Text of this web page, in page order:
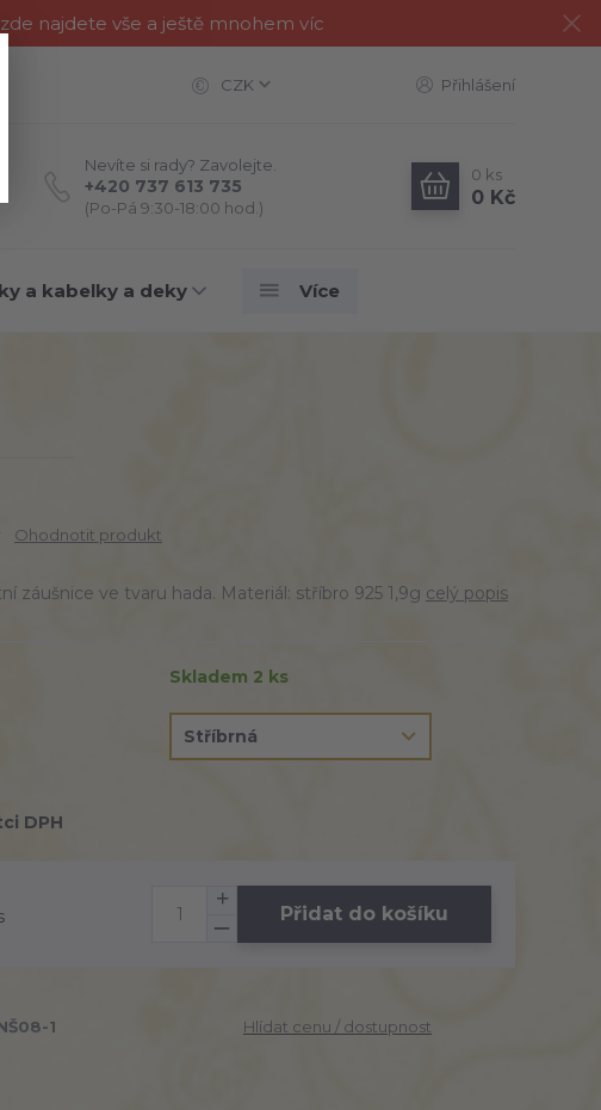
najdete vše a ještě mnohem víc
CZK Přihlášení
Nevíte si rady? Zavolejte.
+420 737 613 735
(Po-Pá 9:30-18:00 hod.)
0 ks
0 Kč
a kabelky a deky Více
Ohodnotit produkt
záušnice ve tvaru hada. Materiál: stříbro 925 1,9g celý popis
Skladem 2 ks
DPH
Přidat do košíku
1 Hlídat cenu / dostupnost